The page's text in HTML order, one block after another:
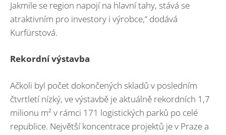
Jakmile se region napojí na hlavní tahy, stává se
atraktivním pro investory i výrobce,“ dodává
Kurfürstová.
Rekordní výstavba
Ačkoli byl počet dokončených skladů v posledním
čtvrtletí nízký, ve výstavbě je aktuálně rekordních 1,7
milionu m² v rámci 171 logistických parků po celé
republice. Největší koncentrace projektů je v Praze a